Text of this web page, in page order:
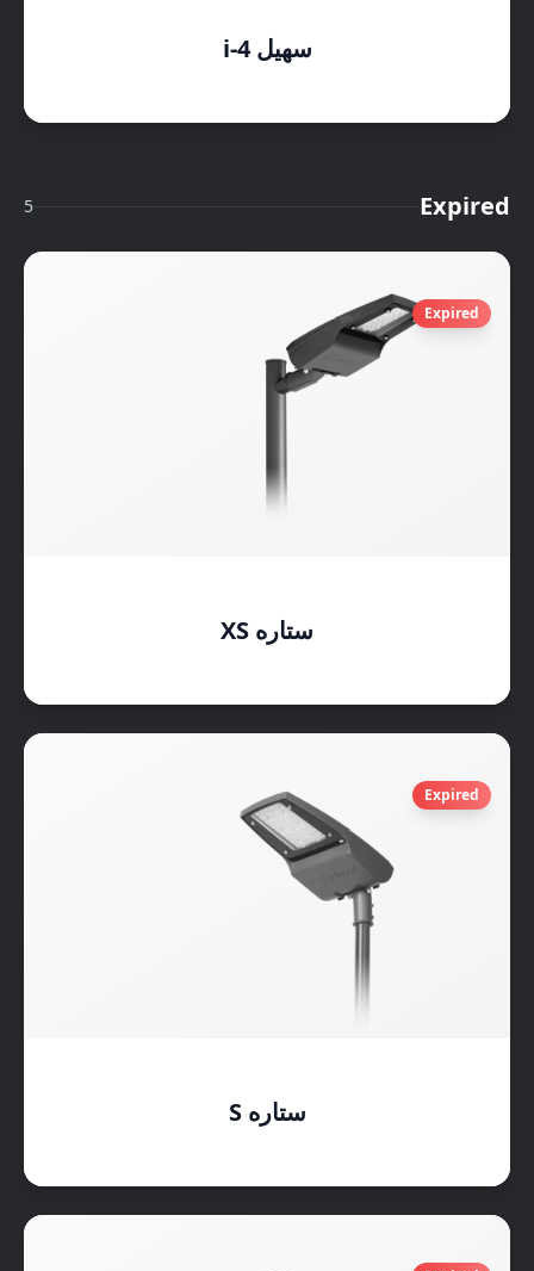
سهیل i-4
Expired
5
Expired
ستاره XS
Expired
ستاره S